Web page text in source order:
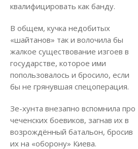
квалифицировать как банду.
В общем, кучка недобитых
«шайтанов» так и волочила бы
жалкое существование изгоев в
государстве, которое ими
попользовалось и бросило, если
бы не грянувшая спецоперация.
Зе-хунта внезапно вспомнила про
чеченских боевиков, загнав их в
возрождённый батальон, бросив
их на «оборону» Киева.